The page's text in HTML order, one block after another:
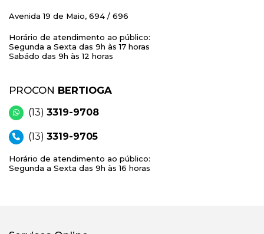
Avenida 19 de Maio, 694 / 696
Horário de atendimento ao público:
Segunda a Sexta das 9h às 17 horas
Sabádo das 9h às 12 horas
PROCON BERTIOGA
(13) 3319-9708
(13) 3319-9705
Horário de atendimento ao público:
Segunda a Sexta das 9h às 16 horas